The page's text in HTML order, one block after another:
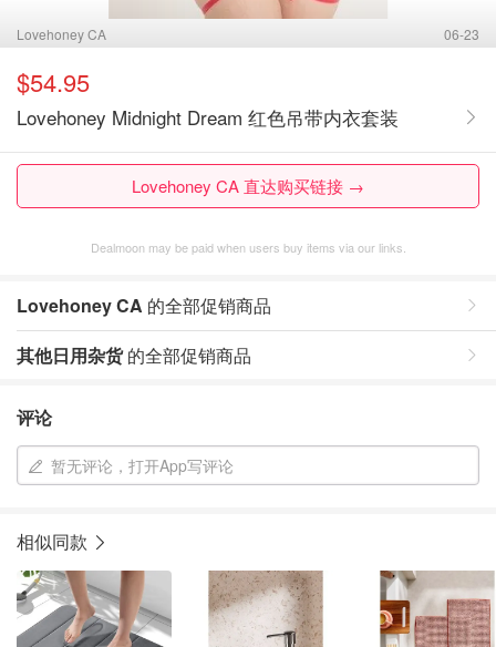
Lovehoney CA 06-23
$54.95
Lovehoney Midnight Dream 红色吊带内衣套装
Lovehoney CA 直达购买链接 →
Dealmoon may be paid when users buy items via our links.
Lovehoney CA 的全部促销商品
其他日用杂货的全部促销商品
评论
暂无评论，打开App写评论
相似同款